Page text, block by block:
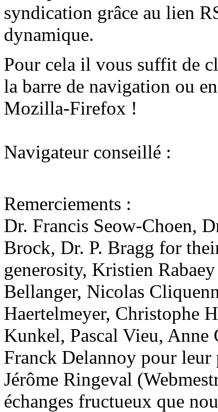
syndication grâce au lien
dynamique.
Pour cela il vous suffit de
la barre de navigation ou
Mozilla-Firefox !
Navigateur conseillé :
Remerciements :
Dr. Francis Seow-Choen,
Brock, Dr. P. Bragg for
generosity, Kristien
Bellanger, Nicolas
Haertelmeyer, Christophe
Kunkel, Pascal Vieu, Anne
Franck Delannoy pour
Jérôme Ringeval
échanges fructueux que